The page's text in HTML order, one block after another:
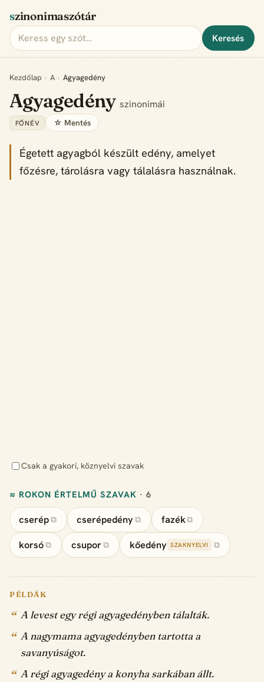
szinonimaszótár
Keresés
Kezdőlap › A › Agyagedény
Agyagedény szinonimái
FŐNÉV ☆ Mentés
Égetett agyagból készült edény, amelyet
főzésre, tárolásra vagy tálalásra használnak.
Csak a gyakori, köznyelvi szavak
≈ ROKON ÉRTELMŰ SZAVAK · 6
cserép ⧉ cserépedény ⧉ fazék⧉
korsó ⧉ csupor ⧉ kőedény SZAKNYELVI ⧉
PÉLDÁK
A levest egy régi agyagedényben tálalták.
A nagymama agyagedényben tartotta a
savanyúságot.
A régi agyagedény a konyha sarkában állt.